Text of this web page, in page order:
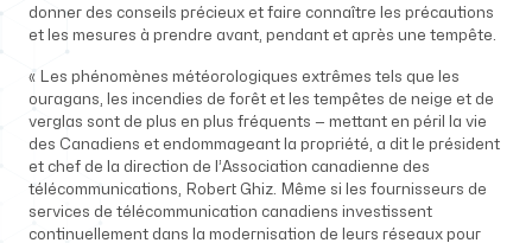
donner des conseils précieux et faire connaître les précautions
et les mesures à prendre avant, pendant et après une tempête.
« Les phénomènes météorologiques extrêmes tels que les
ouragans, les incendies de forêt et les tempêtes de neige et de
verglas sont de plus en plus fréquents — mettant en péril la vie
des Canadiens et endommageant la propriété, a dit le président
et chef de la direction de l’Association canadienne des
télécommunications, Robert Ghiz. Même si les fournisseurs de
services de télécommunication canadiens investissent
continuellement dans la modernisation de leurs réseaux pour